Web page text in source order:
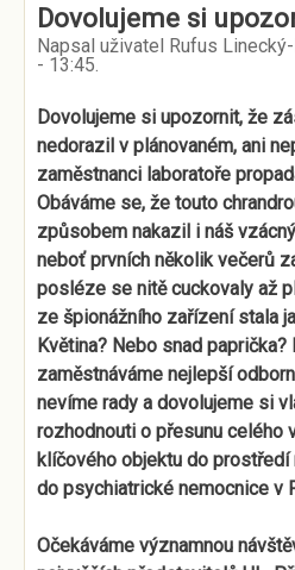
Dovolujeme si
Napsal uživatel Rufus Linecký-
- 13:45
Dovolujeme si upozornit, že
nedorazil v plánovaném, ani
zaměstnanci laboratoře
Obáváme se, že touto
způsobem nakazil i náš
neboť prvních několik večerů
posléze se nitě cuckovaly až
ze špionážního zařízení stala
Květina? Nebo snad
zaměstnáváme nejlepší
nevíme rady a dovolujeme si
rozhodnouti o přesunu celého
klíčového objektu do prostředí
do psychiatrické nemocnice v
Očekáváme významnou